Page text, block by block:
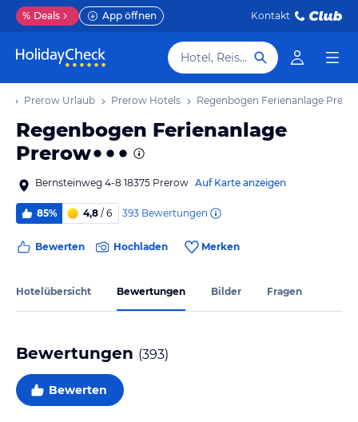
% Deals App öffnen Kontakt
Hotel, Reiseziel
Prerow Urlaub Prerow Hotels Regenbogen Ferienanlage
Regenbogen Ferienanlage
Prerow
Bernsteinweg 4-8 18375 Prerow Auf Karte anzeigen
85% 4,8 / 6 393 Bewertungen
Bewerten Hochladen Merken
Hotelübersicht Bewertungen Bilder Fragen
Bewertungen (393)
Bewerten